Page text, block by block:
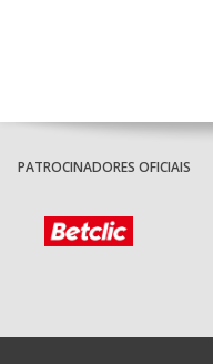
PATROCINADORES OFICIAIS